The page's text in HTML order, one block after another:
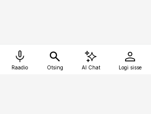
Raadio Otsing AI Chat Logi sisse